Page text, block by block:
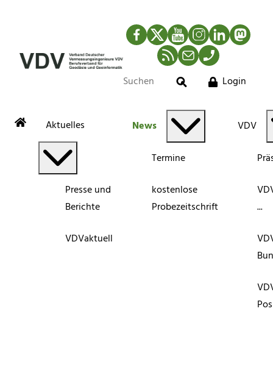
Facebook
TwitterYouTubeInstagram
LinkedIn
RSS-Newsfeed
MailTelefon
Suche
Login
Aktuelles
Presse und
Berichte
VDVaktuell
News
Termine
kostenlose
Probezeitschrift
VDV
...